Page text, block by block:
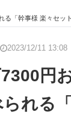
IT製品の
る「幹事様 楽々セッ
2023/12/11 13:08
7300円
れる